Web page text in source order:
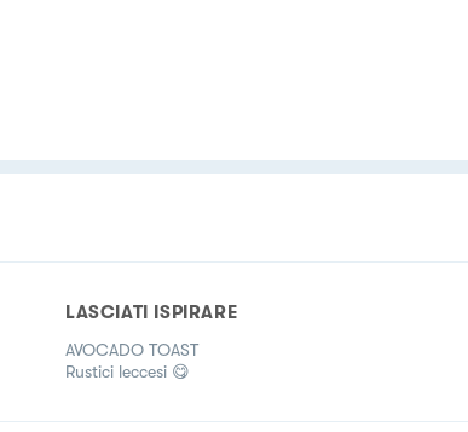
LASCIATI ISPIRARE
AVOCADO TOAST
Rustici leccesi 😋